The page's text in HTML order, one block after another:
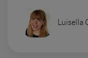
Luisella